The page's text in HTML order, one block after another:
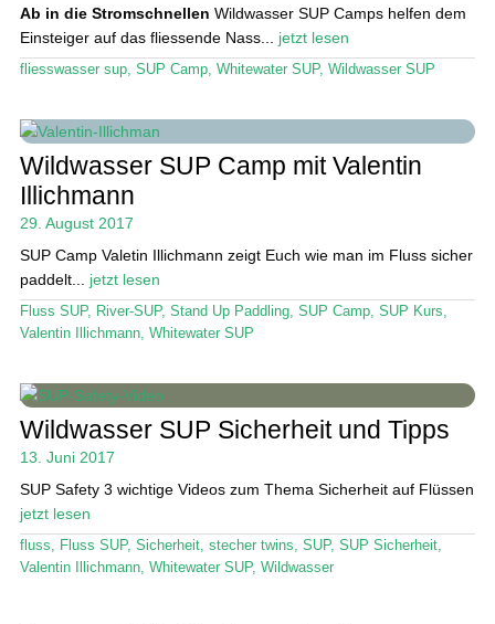
Ab in die Stromschnellen Wildwasser SUP Camps helfen dem
Einsteiger auf das fliessende Nass... jetzt lesen
fliesswasser sup, SUP Camp, Whitewater SUP, Wildwasser SUP
Wildwasser SUP Camp mit Valentin
Illichmann
29. August 2017
SUP Camp Valetin Illichmann zeigt Euch wie man im Fluss sicher
paddelt... jetzt lesen
Fluss SUP, River-SUP, Stand Up Paddling, SUP Camp, SUP Kurs,
Valentin Illichmann, Whitewater SUP
Wildwasser SUP Sicherheit und Tipps
13. Juni 2017
SUP Safety 3 wichtige Videos zum Thema Sicherheit auf Flüssen
jetzt lesen
fluss, Fluss SUP, Sicherheit, stecher twins, SUP, SUP Sicherheit,
Valentin Illichmann, Whitewater SUP, Wildwasser